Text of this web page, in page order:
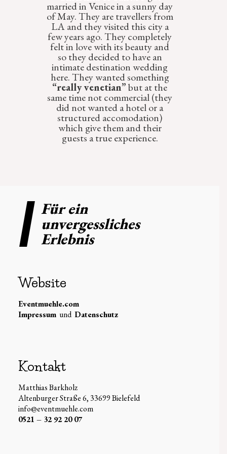
married in Venice in a sunny day
of May. They are travellers from
LA and they visited this city a
few years ago. They completely
felt in love with its beauty and
so they decided to have an
intimate destination wedding
here. They wanted something
“really venetian”but at the
same time not commercial (they
did not wanted a hotel or a
structured accomodation)
which give them and their
guests a true experience.
Für ein
unvergessliches
Erlebnis
Website
Eventmuehle.com
Impressum und Datenschutz
Kontakt
Matthias Barkholz
Altenburger Straße 6, 33699 Bielefeld
info@eventmuehle.com
0521 – 32 92 20 07
unvergesslichen Erlebnis werden zu lassen. Unsere
neue Internetseite befindet sich aktuell noch im Aufbau
und ist für Sie über https://event-bahnhof.com/
erreichbar. Wir freuen uns Sie mit einer umwerfenden
Location, unserem erfahrenen Team und einer großen
Auswahl an renommierten Dienstleistern bei uns
begrüßen zu dürfen.
Unsere alte Website bleibt zunächst weiterhin bestehen,
Feiern werden ab 2023 jedoch ausschließlich
Event-Bahnhofausgerichtet.
Ihr Team der Alten Wassermühle